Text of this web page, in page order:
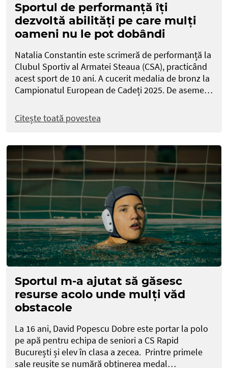
Sportul de performanță îți
dezvoltă abilități pe care mulți
oameni nu le pot dobândi
Natalia Constantin este scrimeră de performanță la
Clubul Sportiv al Armatei Steaua (CSA), practicând
acest sport de 10 ani. A cucerit medalia de bronz la
Campionatul European de Cadeți 2025. De aseme…
Citește toată povestea
Sportul m-a ajutat să găsesc
resurse acolo unde mulți văd
obstacole
La 16 ani, David Popescu Dobre este portar la polo
pe apă pentru echipa de seniori a CS Rapid
București și elev în clasa a zecea. Printre primele
sale reușite se numără obținerea medal…